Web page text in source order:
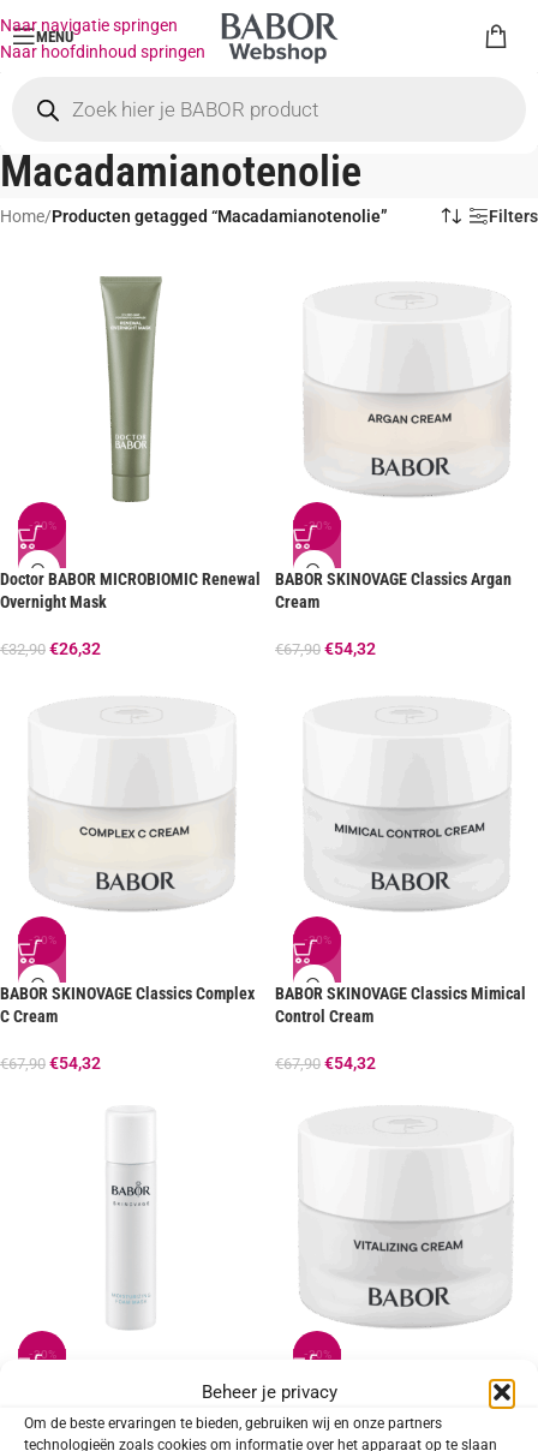
Beheer je privacy
Om de beste ervaringen te bieden, gebruiken wij en onze partners
technologieën zoals cookies om informatie over het apparaat op te slaan
Naar navigatie springen
Naar hoofdinhoud springen
MENU
Macadamianotenolie
Home/Producten getagged “Macadamianotenolie” Filters
-20%
Doctor BABOR MICROBIOMIC Renewal
Overnight Mask
€32,90 €26,32
-20%
BABOR SKINOVAGE Classics Argan
Cream
€67,90 €54,32
-20%
BABOR SKINOVAGE Classics Complex
C Cream
€67,90 €54,32
-20%
BABOR SKINOVAGE Classics Mimical
Control Cream
€67,90 €54,32
-20%
BABOR SKINOVAGE Moisturizing Foam
Mask
-20%
BABOR SKINOVAGE Vitalizing Cream